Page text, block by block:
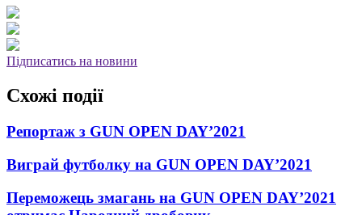
Підписатись на новини
Схожі події
Репортаж з GUN OPEN DAY’2021
Виграй футболку на GUN OPEN DAY’2021
Переможець змагань на GUN OPEN DAY’2021